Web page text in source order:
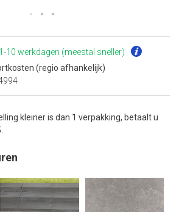
1-10 werkdagen (meestal sneller)
(regio afhankelijk)
kleiner is dan 1 verpakking, betaalt u